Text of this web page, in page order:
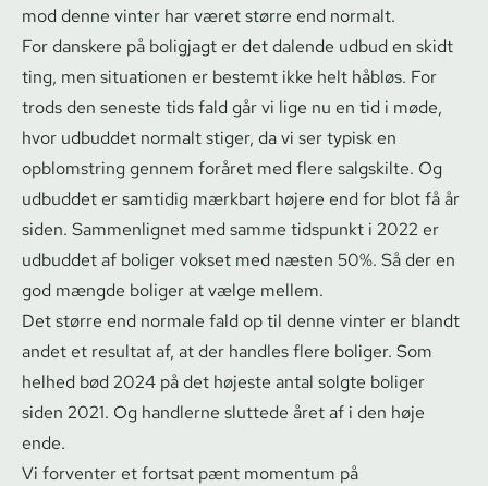
mod denne vinter har været større end normalt.
For danskere på boligjagt er det dalende udbud en skidt
ting, men situationen er bestemt ikke helt håbløs. For
trods den seneste tids fald går vi lige nu en tid i møde,
hvor udbuddet normalt stiger, da vi ser typisk en
opblomstring gennem foråret med flere salgskilte. Og
udbuddet er samtidig mærkbart højere end for blot få år
siden. Sammenlignet med samme tidspunkt i 2022 er
udbuddet af boliger vokset med næsten 50%. Så der en
god mængde boliger at vælge mellem.
Det større end normale fald op til denne vinter er blandt
andet et resultat af, at der handles flere boliger. Som
helhed bød 2024 på det højeste antal solgte boliger
siden 2021. Og handlerne sluttede året af i den høje
ende.
Vi forventer et fortsat pænt momentum på